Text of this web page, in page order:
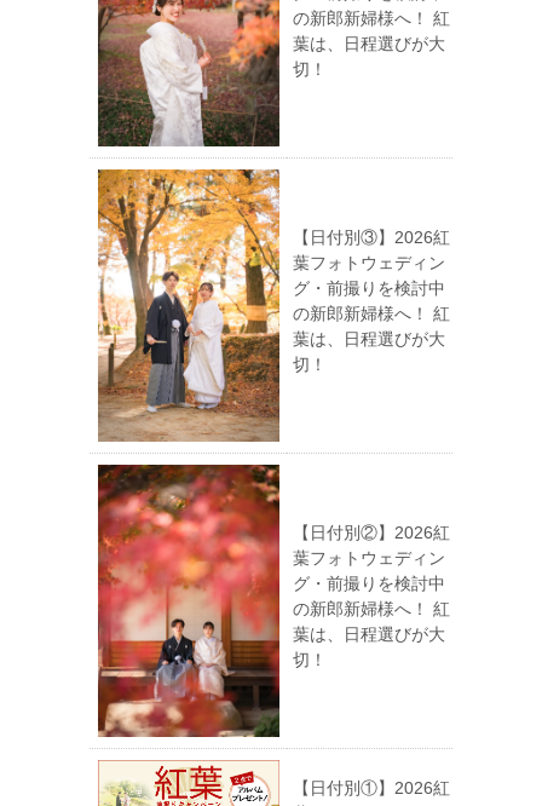
の新郎新婦様へ！ 紅
葉は、日程選びが大
切！
【日付別③】2026紅
葉フォトウェディン
グ・前撮りを検討中
の新郎新婦様へ！ 紅
葉は、日程選びが大
切！
【日付別②】2026紅
葉フォトウェディン
グ・前撮りを検討中
の新郎新婦様へ！ 紅
葉は、日程選びが大
切！
【日付別①】2026紅